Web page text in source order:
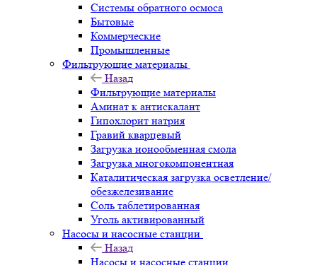
Системы обратного осмоса
Бытовые
Коммерческие
Промышленные
Фильтрующие материалы
Назад
Фильтрующие материалы
Аминат к антискалант
Гипохлорит натрия
Гравий кварцевый
Загрузка ионообменная смола
Загрузка многокомпонентная
Каталитическая загрузка осветление/
обезжелезивание
Соль таблетированная
Уголь активированный
Насосы и насосные станции
Назад
Насосы и насосные станции